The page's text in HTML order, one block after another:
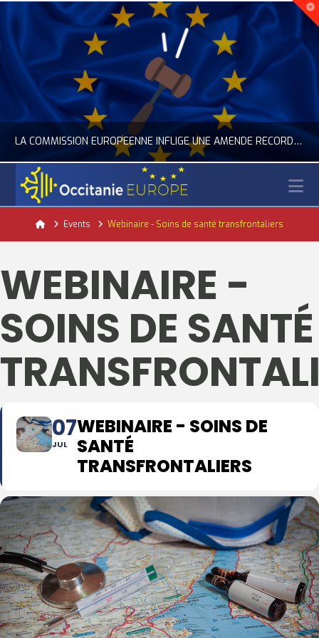
LA COMMISSION EUROPÉENNE INFLIGE UNE AMENDE RECORD À GOOGLE
ACTUALITÉ DE L'UNION EUROPÉENNE, ACTUALITÉ DE LA REPRÉSENTATION D’OCCITANIE EUROPE, NUMÉRIQUE- DIGITAL
JUILLET 24, 2026
HomeEvents Webinaire - Soins de santé transfrontaliers
WEBINAIRE -
SOINS DE SANTÉ
07
JUL
WEBINAIRE - SOINS DE
SANTÉ
TRANSFRONTALIERS